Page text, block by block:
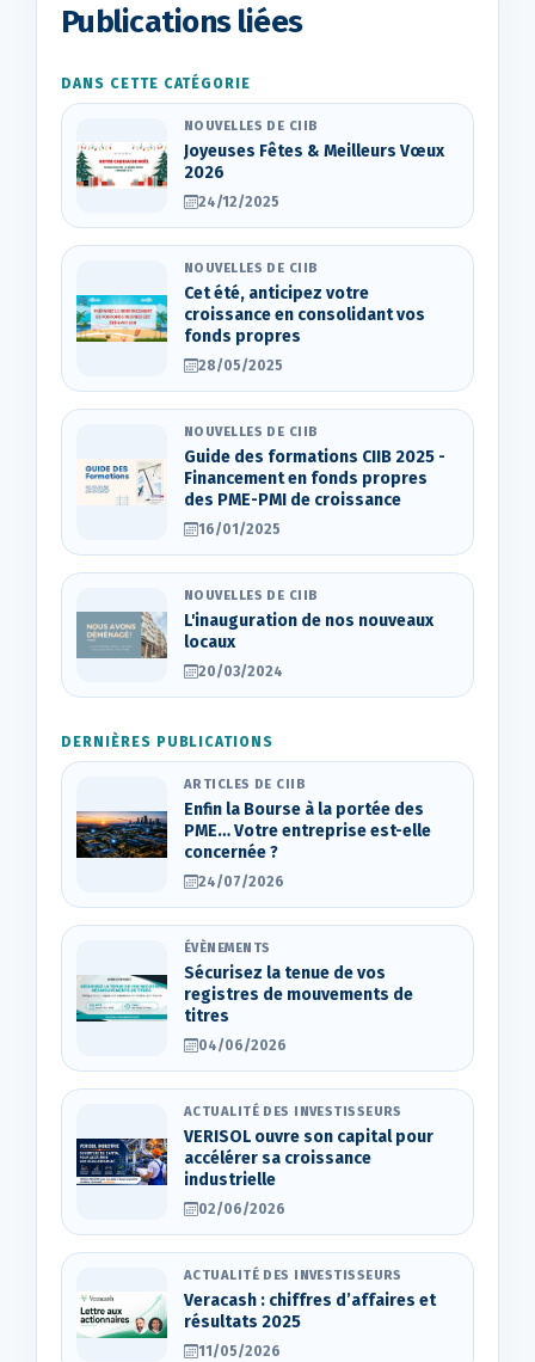
Publications liées
DANS CETTE CATÉGORIE
NOUVELLES DE CIIB
Joyeuses Fêtes & Meilleurs Vœux
2026
24/12/2025
NOUVELLES DE CIIB
Cet été, anticipez votre
croissance en consolidant vos
fonds propres
28/05/2025
NOUVELLES DE CIIB
Guide des formations CIIB 2025 -
Financement en fonds propres
des PME-PMI de croissance
16/01/2025
NOUVELLES DE CIIB
L'inauguration de nos nouveaux
locaux
20/03/2024
DERNIÈRES PUBLICATIONS
ARTICLES DE CIIB
Enfin la Bourse à la portée des
PME… Votre entreprise est-elle
concernée ?
24/07/2026
ÉVÈNEMENTS
Sécurisez la tenue de vos
registres de mouvements de
titres
04/06/2026
ACTUALITÉ DES INVESTISSEURS
VERISOL ouvre son capital pour
accélérer sa croissance
industrielle
02/06/2026
ACTUALITÉ DES INVESTISSEURS
Veracash : chiffres d’affaires et
résultats 2025
11/05/2026